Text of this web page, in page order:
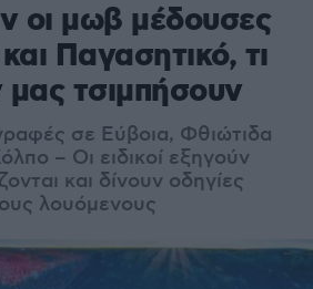
οι μωβ μέδουσες
Παγασητικό, τι
τσιμπήσoυν
σε Εύβοια, Φθιώτιδα
– Οι ειδικοί εξηγούν
και δίνουν οδηγίες
λουόμενους